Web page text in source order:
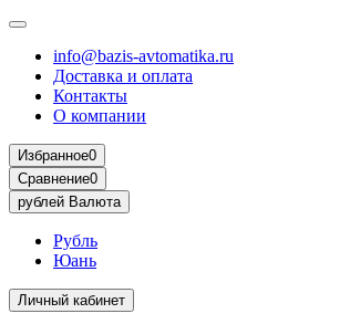
info@bazis-avtomatika.ru
Доставка и оплата
Контакты
О компании
Избранное0
Сравнение0
рублей Валюта
Рубль
Юань
Личный кабинет